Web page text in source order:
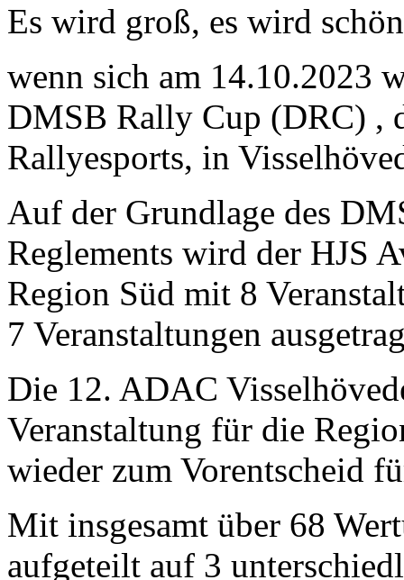
Es wird groß, es wird
wenn sich am 14.10.2023
DMSB Rally Cup (DRC) ,
Rallyesports, in
Auf der Grundlage des
Reglements wird der HJS
Region Süd mit 8
7 Veranstaltungen
Die 12. ADAC
Veranstaltung für die
wieder zum Vorentscheid
Mit insgesamt über 68
aufgeteilt auf 3